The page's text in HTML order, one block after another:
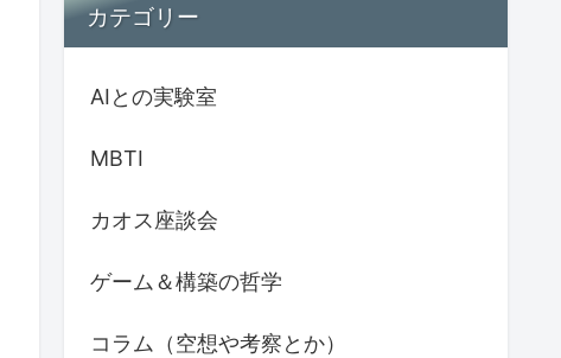
カテゴリー
AIとの実験室
MBTI
カオス座談会
ゲーム＆構築の哲学
コラム（空想や考察とか）